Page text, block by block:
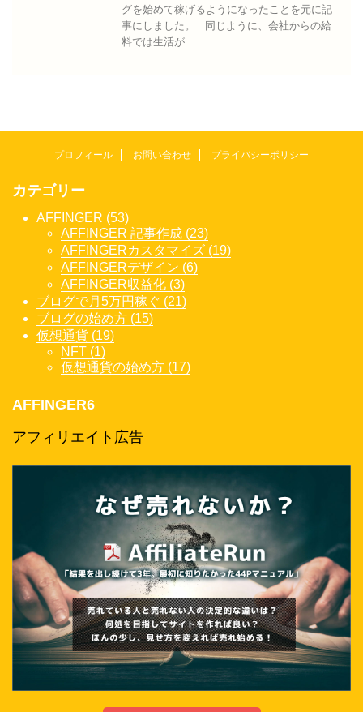
グを始めて稼げるようになったことを元に記
事にしました。 同じように、会社からの給
料では生活が ...
プロフィール お問い合わせ プライバシーポリシー
カテゴリー
AFFINGER (53)
AFFINGER 記事作成 (23)
AFFINGERカスタマイズ (19)
AFFINGERデザイン (6)
AFFINGER収益化 (3)
ブログで月5万円稼ぐ (21)
ブログの始め方 (15)
仮想通貨 (19)
NFT (1)
仮想通貨の始め方 (17)
AFFINGER6
アフィリエイト広告